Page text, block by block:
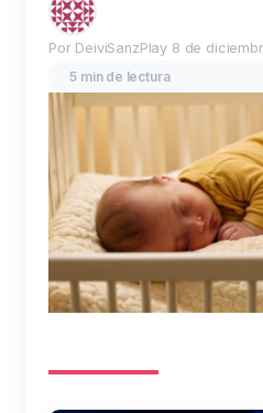
Por DeiviSanzPlay 8 de
5 min de lectura